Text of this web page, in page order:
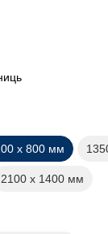
х 800 мм
2100 х 1400 мм